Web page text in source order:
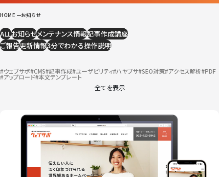
HOME お知らせ
ALLお知らせメンテナンス情報記事作成講座
ご報告更新情報3分でわかる操作説明
#ウェブサポ#CMS#記事作成#ユーザビリティ#ハヤブサ#SEO対策#アクセス解析#PDF
#アップロード#本文テンプレート
全てを表示